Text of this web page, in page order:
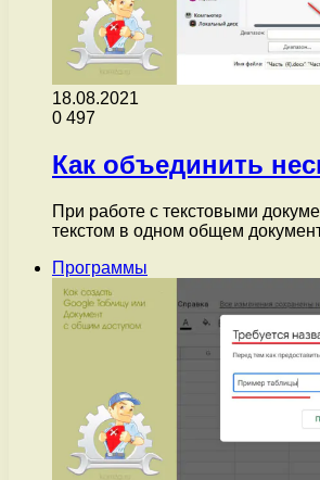
18.08.2021
0 497
Как объединить
При работе с текстовыми
текстом в одном общем
Программы